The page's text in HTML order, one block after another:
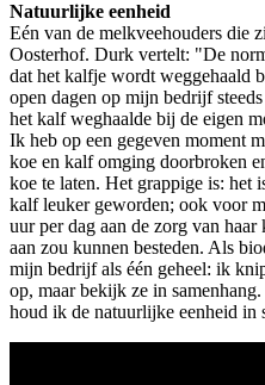
Natuurlijke eenheid
Eén van de melkveehouders die
Oosterhof. Durk vertelt: "De
dat het kalfje wordt weggehaald
open dagen op mijn bedrijf
het kalf weghaalde bij de eigen
Ik heb op een gegeven moment
koe en kalf omging doorbroken
koe te laten. Het grappige is: het
kalf leuker geworden; ook voor
uur per dag aan de zorg van
aan zou kunnen besteden. Als
mijn bedrijf als één geheel: ik
op, maar bekijk ze in
houd ik de natuurlijke eenheid in